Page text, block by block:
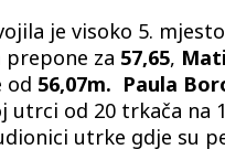
je visoko 5.
prepone za 57,65,
od 56,07m. Paula
utrci od 20 trkača na
utrke gdje su